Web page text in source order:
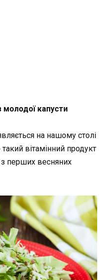
молодої капусти
на нашому столі
вітамінний продукт
з перших весняних